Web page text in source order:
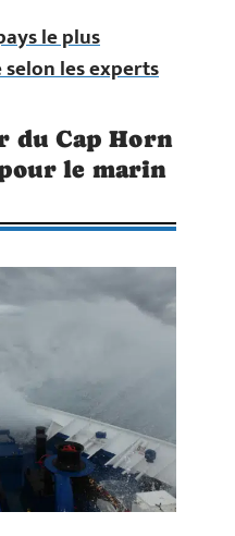
le plus
les experts
du Cap Horn
le marin